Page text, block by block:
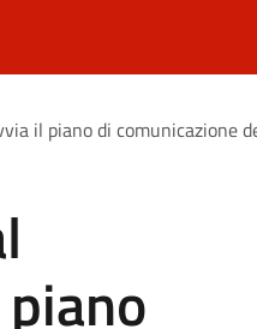
il piano di comunicazione